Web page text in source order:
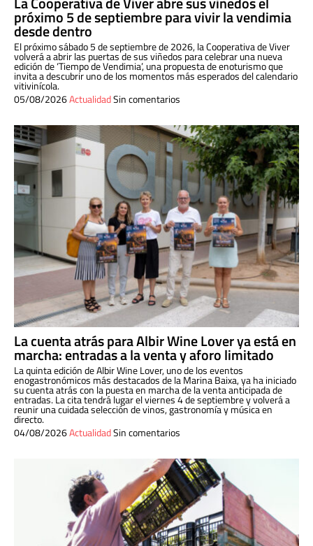
próximo 5 de septiembre para vivir la vendimia
desde dentro
El próximo sábado 5 de septiembre de 2026, la Cooperativa de Viver
volverá a abrir las puertas de sus viñedos para celebrar una nueva
edición de ‘Tiempo de Vendimia’, una propuesta de enoturismo que
invita a descubrir uno de los momentos más esperados del calendario
vitivinícola.
05/08/2026ActualidadSin comentarios
La cuenta atrás para Albir Wine Lover ya está en
marcha: entradas a la venta y aforo limitado
La quinta edición de Albir Wine Lover, uno de los eventos
enogastronómicos más destacados de la Marina Baixa, ya ha iniciado
su cuenta atrás con la puesta en marcha de la venta anticipada de
entradas. La cita tendrá lugar el viernes 4 de septiembre y volverá a
reunir una cuidada selección de vinos, gastronomía y música en
directo.
04/08/2026ActualidadSin comentarios